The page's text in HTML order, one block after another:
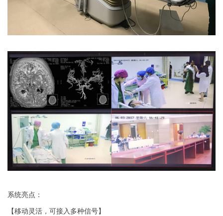
系统亮点：
【移动灵活，可接入多种信号】